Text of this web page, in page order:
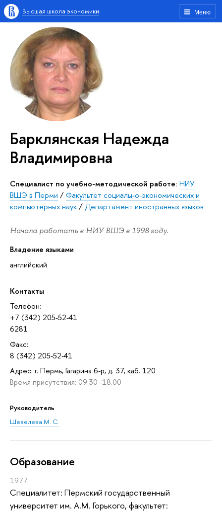
Меню
Высшая школа экономики
Барклянская Надежда
Владимировна
Специалист по учебно-методической работе: НИУ
ВШЭ в Перми /Факультет социально-экономических и
компьютерных наук/Департамент иностранных языков
Начала работать в НИУ ВШЭ в 1998 году.
Владение языками
английский
Контакты
Телефон:
+7 (342) 205-52-41
6281
Факс:
8 (342) 205-52-41
Адрес: г. Пермь, Гагарина б-р, д. 37, каб. 120
Время присутствия: 09.30 -18.00
Руководитель
Шевелева М. С.
Oбразование
1977
Специалитет: Пермский государственный
университет им. А.М. Горького, факультет: